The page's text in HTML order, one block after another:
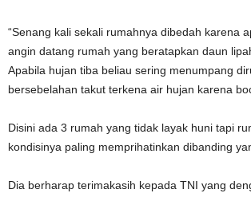
“Senang kali sekali rumahnya dibedah karena
angin datang rumah yang beratapkan daun
Apabila hujan tiba beliau sering menumpang
bersebelahan takut terkena air hujan karena
Disini ada 3 rumah yang tidak layak huni tapi
kondisinya paling memprihatinkan dibanding
Dia berharap terimakasih kepada TNI yang